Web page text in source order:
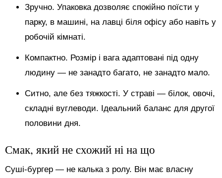
Зручно. Упаковка дозволяє спокійно поїсти у
парку, в машині, на лавці біля офісу або навіть у
робочій кімнаті.
Компактно. Розмір і вага адаптовані під одну
людину — не занадто багато, не занадто мало.
Ситно, але без тяжкості. У страві — білок, овочі,
складні вуглеводи. Ідеальний баланс для другої
половини дня.
Смак, який не схожий ні на що
Суші-бургер — не калька з ролу. Він має власну